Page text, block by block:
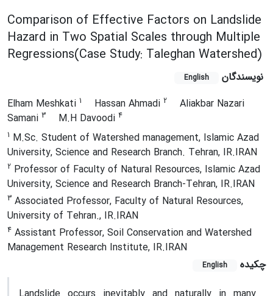
Comparison of Effective Factors on Landslide
Hazard in Two Spatial Scales through Multiple
Regressions(Case Study: Taleghan Watershed)
نویسندگان English
Elham Meshkati 1 Hassan Ahmadi 2
Aliakbar Nazari
Samani 3 M.H Davoodi 4
1 M.Sc. Student of Watershed management, Islamic Azad
University, Science and Research Branch. Tehran, IR.IRAN
2 Professor of Faculty of Natural Resources, Islamic Azad
University, Science and Research Branch-Tehran, IR.IRAN
3 Associated Professor, Faculty of Natural Resources,
University of Tehran., IR.IRAN
4 Assistant Professor, Soil Conservation and Watershed
Management Research Institute, IR.IRAN
چکیده
English